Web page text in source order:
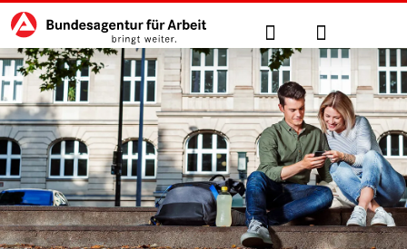
zu den Hauptinhalten springen
Hauptnavigation Suche Anmelden